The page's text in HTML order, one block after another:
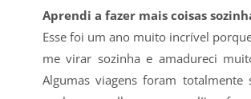
Aprendi a fazer mais coisas
Esse foi um ano muito incrível
me virar sozinha e amadureci
Algumas viagens foram totalmente